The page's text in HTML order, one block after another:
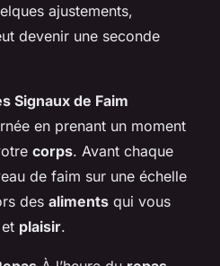
ajustements,
devenir une seconde
Signaux de Faim
en prenant un moment
corps. Avant chaque
de faim sur une échelle
des aliments qui vous
plaisir.